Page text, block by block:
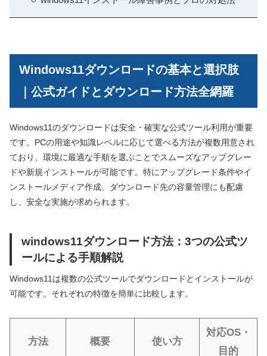
Windows11ダウンロードの基本と選択肢
｜公式ガイドとダウンロード方法全網羅
Windows11のダウンロードは安全・確実な公式ツール利用が重要
です。PCの用途や知識レベルに応じて選べる方法が複数用意され
ており、環境に最適な手順を選ぶことでスムーズなアップグレー
ドや新規インストールが可能です。特にアップグレード条件やイ
ンストールメディア作成、ダウンロード先の容量管理にも配慮
し、安全な実施が求められます。
windows11ダウンロード方法：3つの公式ツ
ールによる手順解説
Windows11は複数の公式ツールでダウンロードとインストールが
可能です。それぞれの特徴を簡単に比較します。
方法 概要 使い方
対応OS・
目的